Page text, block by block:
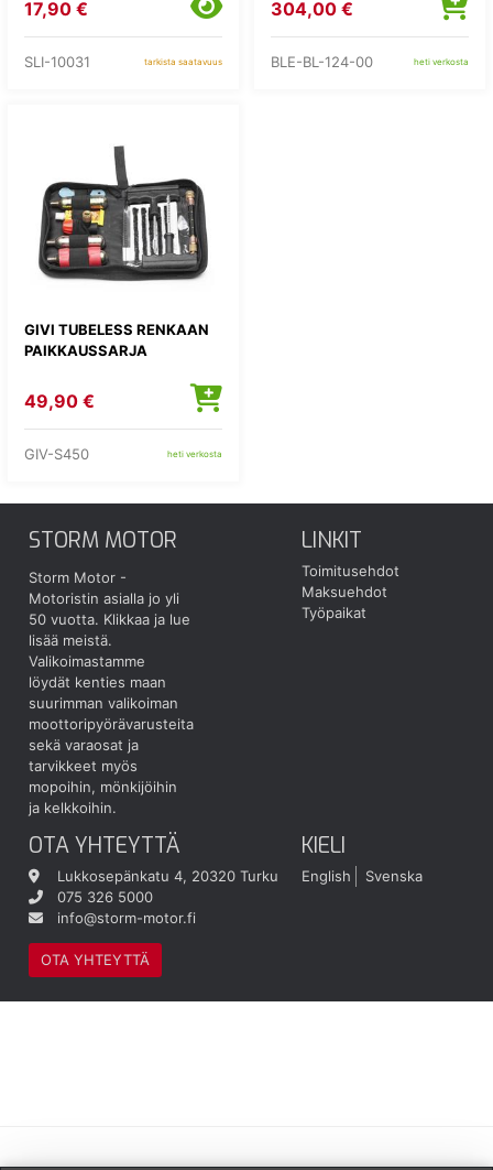
17,90 €
SLI-10031 tarkista saatavuus
304,00 €
BLE-BL-124-00 heti verkosta
GIVI TUBELESS RENKAAN
PAIKKAUSSARJA
49,90 €
GIV-S450 heti verkosta
STORM MOTOR
Storm Motor -
Motoristin asialla jo yli
50 vuotta. Klikkaa ja lue
lisää meistä.
Valikoimastamme
löydät kenties maan
suurimman valikoiman
moottoripyörävarusteita
sekä varaosat ja
tarvikkeet myös
mopoihin, mönkijöihin
ja kelkkoihin.
LINKIT
Toimitusehdot
Maksuehdot
Työpaikat
OTA YHTEYTTÄ
Lukkosepänkatu 4, 20320 Turku
075 326 5000
info@storm-motor.fi
OTA YHTEYTTÄ
KIELI
English Svenska